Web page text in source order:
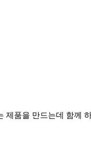
제품을 만드는데 함께